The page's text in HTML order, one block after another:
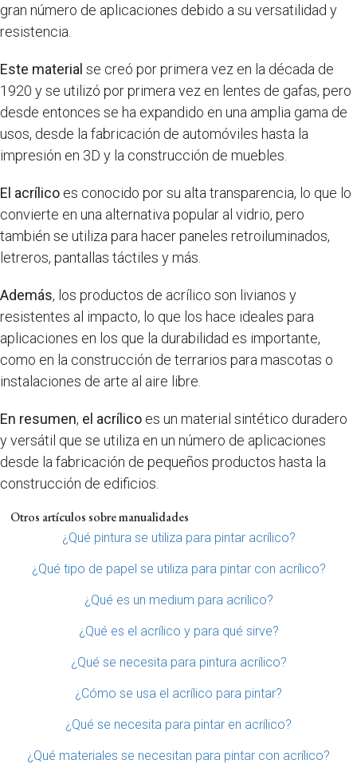
gran número de aplicaciones debido a su versatilidad y
resistencia.
Este material se creó por primera vez en la década de
1920 y se utilizó por primera vez en lentes de gafas, pero
desde entonces se ha expandido en una amplia gama de
usos, desde la fabricación de automóviles hasta la
impresión en 3D y la construcción de muebles.
El acrílico es conocido por su alta transparencia, lo que lo
convierte en una alternativa popular al vidrio, pero
también se utiliza para hacer paneles retroiluminados,
letreros, pantallas táctiles y más.
Además, los productos de acrílico son livianos y
resistentes al impacto, lo que los hace ideales para
aplicaciones en los que la durabilidad es importante,
como en la construcción de terrarios para mascotas o
instalaciones de arte al aire libre.
En resumen, el acrílico es un material sintético duradero
y versátil que se utiliza en un número de aplicaciones
desde la fabricación de pequeños productos hasta la
construcción de edificios.
Otros artículos sobre manualidades
¿Qué pintura se utiliza para pintar acrílico?
¿Qué tipo de papel se utiliza para pintar con acrílico?
¿Qué es un medium para acrilico?
¿Qué es el acrílico y para qué sirve?
¿Qué se necesita para pintura acrílico?
¿Cómo se usa el acrílico para pintar?
¿Qué se necesita para pintar en acrílico?
¿Qué materiales se necesitan para pintar con acrílico?